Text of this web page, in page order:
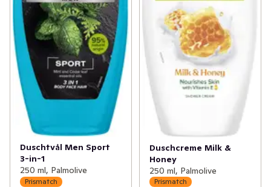
Duschtvål Men Sport
3-in-1
250 ml, Palmolive
Prismatch
Duschcreme Milk &
Honey
250 ml, Palmolive
Prismatch